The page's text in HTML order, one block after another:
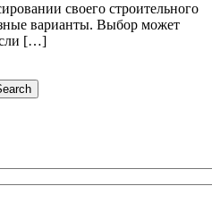
своего строительного
варианты. Выбор может
[…]